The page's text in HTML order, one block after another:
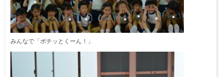
みんなで「ポチッとくーん！」